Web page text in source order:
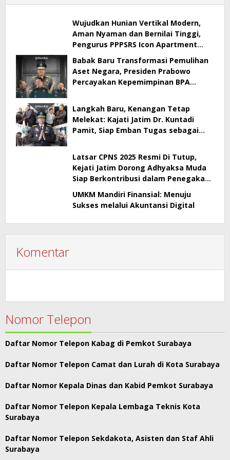
Wujudkan Hunian Vertikal Modern,
Aman Nyaman dan Bernilai Tinggi,
Pengurus PPPSRS Icon Apartment
Gresik Terapkan Aplikasi Digital Pro
Apps
Babak Baru Transformasi Pemulihan
Aset Negara, Presiden Prabowo
Percayakan Kepemimpinan BPA
Langkah Baru, Kenangan Tetap
Melekat: Kajati Jatim Dr. Kuntadi
Pamit, Siap Emban Tugas sebagai
Latsar CPNS 2025 Resmi Di Tutup,
Kejati Jatim Dorong Adhyaksa Muda
Siap Berkontribusi dalam Penegakan
UMKM Mandiri Finansial: Menuju
Sukses melalui Akuntansi Digital
Komentar
Nomor Telepon
Daftar Nomor Telepon Kabag di Pemkot Surabaya
Daftar Nomor Telepon Camat dan Lurah di Kota Surabaya
Daftar Nomor Kepala Dinas dan Kabid Pemkot Surabaya
Daftar Nomor Telepon Kepala Lembaga Teknis Kota
Surabaya
Daftar Nomor Telepon Sekdakota, Asisten dan Staf Ahli
Surabaya